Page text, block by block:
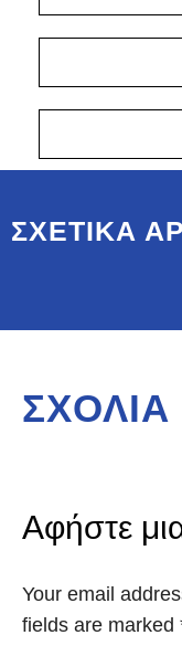
ΣΧΕΤΙΚΑ
ΣΧΟΛΙΑ
Αφήστε
Your email
fields are marked